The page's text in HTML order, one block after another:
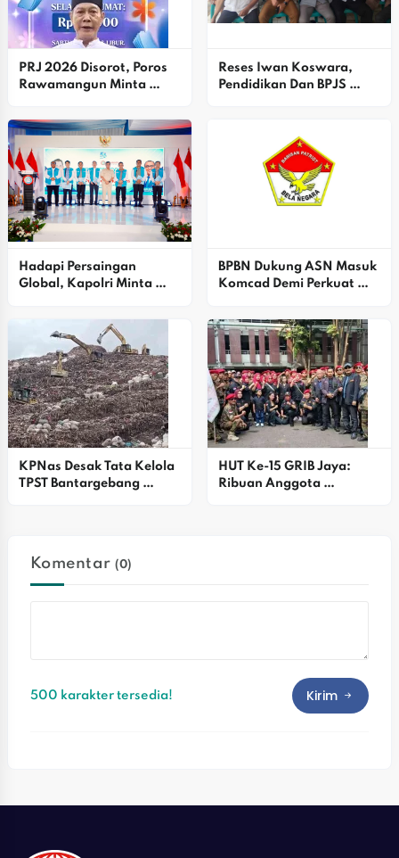
PRJ 2026 Disorot, Poros
Rawamangun Minta
Harga Tiket
Reses Iwan Koswara,
Pendidikan Dan BPJS
Hadapi Persaingan
Global, Kapolri Minta
Keterampilan Buruh
BPBN Dukung ASN Masuk
Komcad Demi Perkuat
KPNas Desak Tata Kelola
TPST Bantargebang
HUT Ke-15 GRIB Jaya:
Ribuan Anggota
Komentar(0)
500 karakter tersedia! Kirim